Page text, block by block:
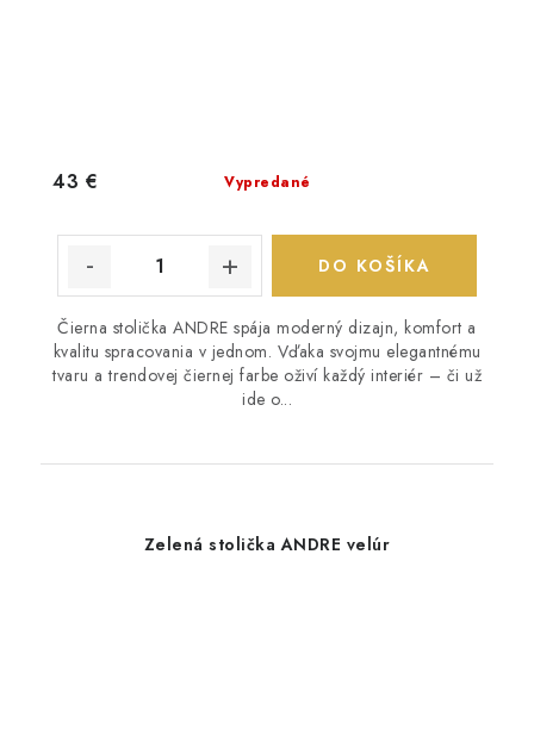
Vypredané
43 €
DO KOŠÍKA
Čierna stolička ANDRE spája moderný dizajn, komfort a
kvalitu spracovania v jednom. Vďaka svojmu elegantnému
tvaru a trendovej čiernej farbe oživí každý interiér – či už
ide o...
Zelená stolička ANDRE velúr